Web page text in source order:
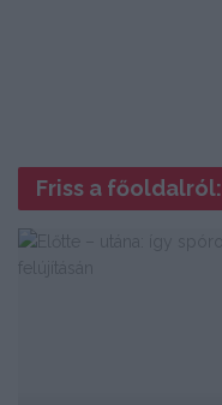
Friss a főoldalról: